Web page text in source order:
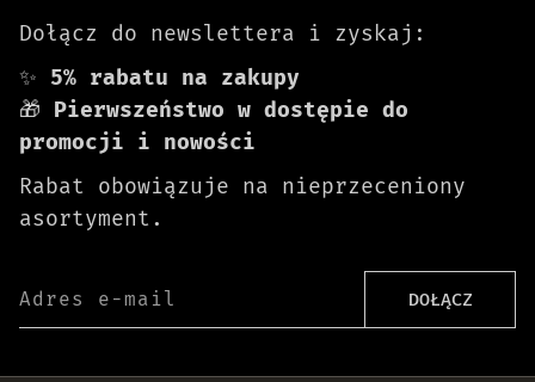
Dołącz do newslettera i zyskaj:
✨ 5% rabatu na zakupy
🎁 Pierwszeństwo w dostępie do
promocji i nowości
Rabat obowiązuje na nieprzeceniony
asortyment.
Adres e-mail DOŁĄCZ